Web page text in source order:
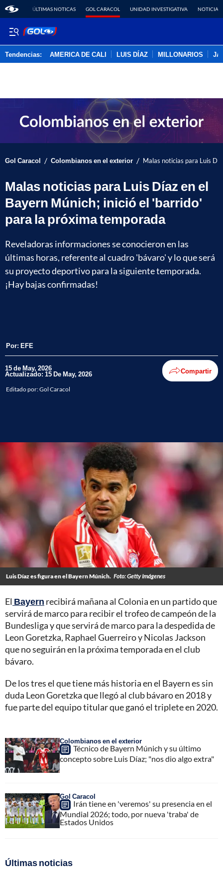
ÚLTIMAS NOTICAS GOL CARACOL UNIDAD INVESTIGATIVA NOTICIAS
Tendencias: AMERICA DE CALI LUIS DÍAZ MILLONARIOS
Gol Caracol / Colombianos en el exterior / Malas noticias para Luis
Malas noticias para Luis Díaz en el
Bayern Múnich; inició el 'barrido'
para la próxima temporada
Reveladoras informaciones se conocieron en las
últimas horas, referente al cuadro 'bávaro' y lo que será
su proyecto deportivo para la siguiente temporada.
¡Hay bajas confirmadas!
Por: EFE
15 de May, 2026
Actualizado: 15 De May, 2026 Compartir
Editado por:Gol Caracol
Luis Díaz es figura en el Bayern Múnich. Foto: Getty Imágenes
El Bayern recibirá mañana al Colonia en un partido que
servirá de marco para recibir el trofeo de campeón de la
Bundesliga y que servirá de marco para la despedida de
Leon Goretzka, Raphael Guerreiro y Nicolas Jackson
que no seguirán en la próxima temporada en el club
bávaro.
De los tres el que tiene más historia en el Bayern es sin
duda Leon Goretzka que llegó al club bávaro en 2018 y
fue parte del equipo titular que ganó el triplete en 2020.
Colombianos en el exterior
Técnico de Bayern Múnich y su último
concepto sobre Luis Díaz; "nos dio algo extra"
Gol Caracol
Irán tiene en 'veremos' su presencia en el
Mundial 2026; todo, por nueva 'traba' de
Estados Unidos
Últimas noticias